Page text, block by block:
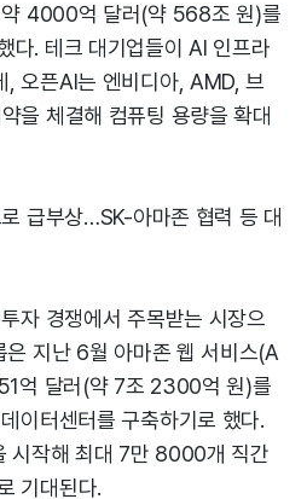
약 4000억 달러(약 568조 원)를
다. 테크 대기업들이 AI 인프라
, 오픈AI는 엔비디아, AMD, 브
을 체결해 컴퓨팅 용량을 확대
급부상…SK-아마존 협력 등 대
자 경쟁에서 주목받는 시장으
은 지난 6월 아마존 웹 서비스(A
억 달러(약 7조 2300억 원)를
이터센터를 구축하기로 했다.
시작해 최대 7만 8000개 직간
기대된다.